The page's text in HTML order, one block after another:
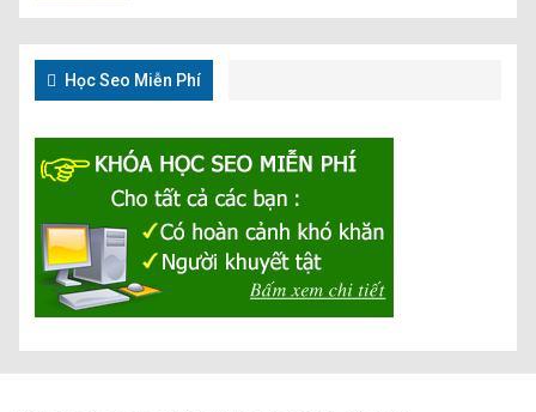
Học Seo Miễn Phí